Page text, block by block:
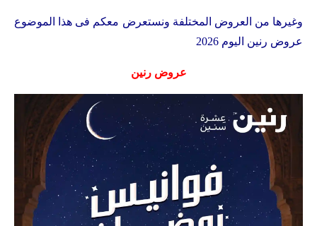
وغيرها من العروض المختلفة ونستعرض معكم فى هذا الموضوع
عروض رنين اليوم 2026
عروض رنين